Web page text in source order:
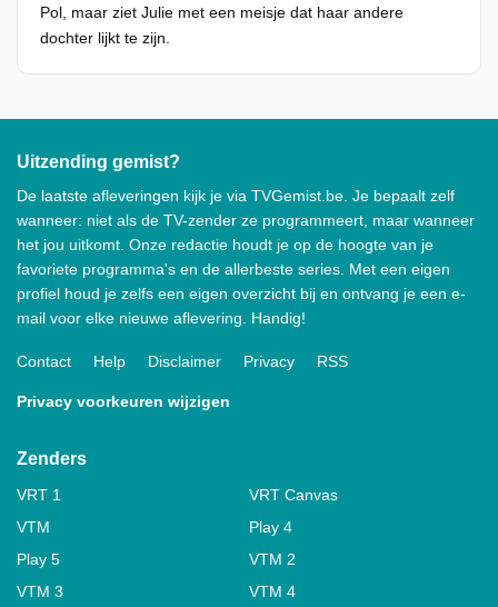
Pol, maar ziet Julie met een meisje dat haar andere
dochter lijkt te zijn.
Uitzending gemist?
De laatste afleveringen kijk je via TVGemist.be. Je bepaalt zelf
wanneer: niet als de TV-zender ze programmeert, maar wanneer
het jou uitkomt. Onze redactie houdt je op de hoogte van je
favoriete programma's en de allerbeste series. Met een eigen
profiel houd je zelfs een eigen overzicht bij en ontvang je een e-
mail voor elke nieuwe aflevering. Handig!
Contact Help Disclaimer Privacy RSS
Privacy voorkeuren wijzigen
Zenders
VRT 1
VRT Canvas
VTM
Play 4
Play 5
VTM 2
VTM 3
VTM 4